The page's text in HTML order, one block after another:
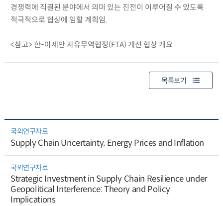
경쟁력에 직결된 분야에서 의미 있는 진전이 이루어질 수 있도록
적극적으로 협상에 임할 계획임.
<참고> 한-아세안 자유무역협정(FTA) 개선 협상 개요
목록보기
국외연구자료
Supply Chain Uncertainty, Energy Prices and Inflation
국외연구자료
Strategic Investment in Supply Chain Resilience under
Geopolitical Interference: Theory and Policy
Implications